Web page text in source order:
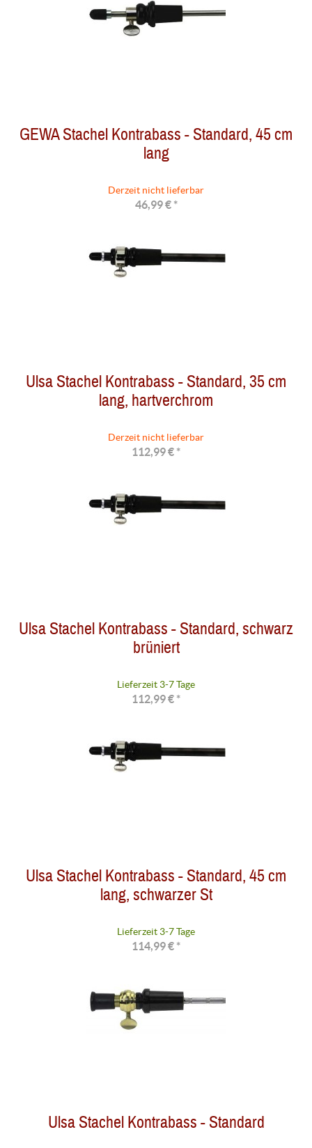
GEWA Stachel Kontrabass - Standard, 45 cm
lang
Derzeit nicht lieferbar
46,99 € *
Ulsa Stachel Kontrabass - Standard, 35 cm
lang, hartverchrom
Derzeit nicht lieferbar
112,99 € *
Ulsa Stachel Kontrabass - Standard, schwarz
brüniert
Lieferzeit 3-7 Tage
112,99 € *
Ulsa Stachel Kontrabass - Standard, 45 cm
lang, schwarzer St
Lieferzeit 3-7 Tage
114,99 € *
Ulsa Stachel Kontrabass - Standard